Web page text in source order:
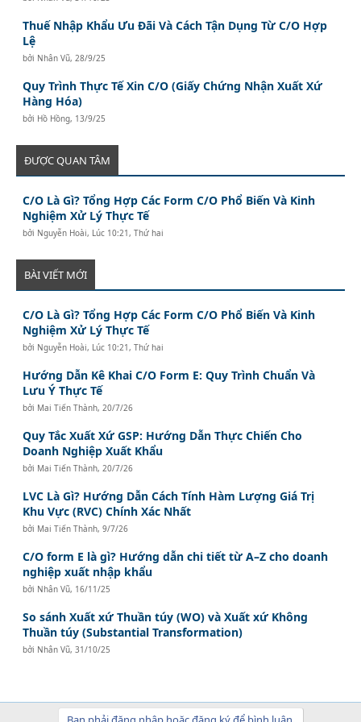
Thuế Nhập Khẩu Ưu Đãi Và Cách Tận Dụng Từ C/O Hợp
Lệ
bởi Nhân Vũ, 28/9/25
Quy Trình Thực Tế Xin C/O (Giấy Chứng Nhận Xuất Xứ
Hàng Hóa)
bởi Hồ Hồng, 13/9/25
ĐƯỢC QUAN TÂM
C/O Là Gì? Tổng Hợp Các Form C/O Phổ Biến Và Kinh
Nghiệm Xử Lý Thực Tế
bởi Nguyễn Hoài, Lúc 10:21, Thứ hai
BÀI VIẾT MỚI
C/O Là Gì? Tổng Hợp Các Form C/O Phổ Biến Và Kinh
Nghiệm Xử Lý Thực Tế
bởi Nguyễn Hoài, Lúc 10:21, Thứ hai
Hướng Dẫn Kê Khai C/O Form E: Quy Trình Chuẩn Và
Lưu Ý Thực Tế
bởi Mai Tiến Thành, 20/7/26
Quy Tắc Xuất Xứ GSP: Hướng Dẫn Thực Chiến Cho
Doanh Nghiệp Xuất Khẩu
bởi Mai Tiến Thành, 20/7/26
LVC Là Gì? Hướng Dẫn Cách Tính Hàm Lượng Giá Trị
Khu Vực (RVC) Chính Xác Nhất
bởi Mai Tiến Thành,9/7/26
C/O form E là gì? Hướng dẫn chi tiết từ A–Z cho doanh
nghiệp xuất nhập khẩu
bởi Nhân Vũ, 16/11/25
So sánh Xuất xứ Thuần túy (WO) và Xuất xứ Không
Thuần túy (Substantial Transformation)
bởi Nhân Vũ,31/10/25